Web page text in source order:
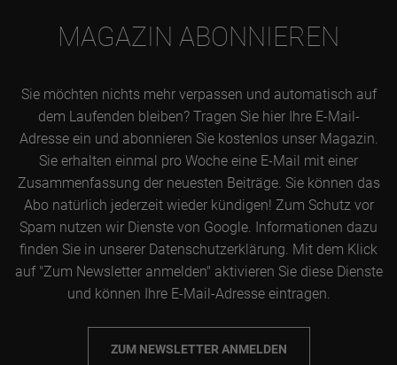
MAGAZIN ABONNIEREN
Sie möchten nichts mehr verpassen und automatisch auf
dem Laufenden bleiben? Tragen Sie hier Ihre E-Mail-
Adresse ein und abonnieren Sie kostenlos unser Magazin.
Sie erhalten einmal pro Woche eine E-Mail mit einer
Zusammenfassung der neuesten Beiträge. Sie können das
Abo natürlich jederzeit wieder kündigen! Zum Schutz vor
Spam nutzen wir Dienste von Google. Informationen dazu
finden Sie in unserer Datenschutzerklärung. Mit dem Klick
auf "Zum Newsletter anmelden" aktivieren Sie diese Dienste
und können Ihre E-Mail-Adresse eintragen.
ZUM NEWSLETTER ANMELDEN